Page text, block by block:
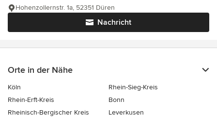
Nachricht
Hohenzollernstr. 1a, 52351 Düren
Orte in der Nähe
Köln
Rhein-Sieg-Kreis
Rhein-Erft-Kreis
Bonn
Rheinisch-Bergischer Kreis
Leverkusen